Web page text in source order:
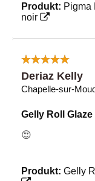
Produkt: Pigma
noir
Deriaz Kelly
Chapelle-sur-
Gelly Roll Glaze
😍
Produkt: Gelly